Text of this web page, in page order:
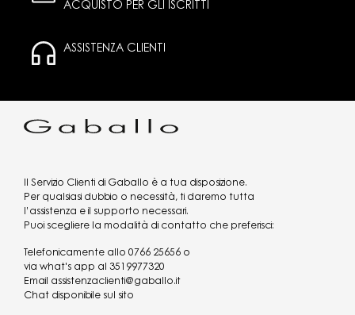
ACQUISTO PER GLI ISCRITTI
ASSISTENZA CLIENTI
Il Servizio Clienti di Gaballo è a tua disposizione.
Per qualsiasi dubbio o necessità, ti daremo tutta
l’assistenza e il supporto necessari.
Puoi scegliere la modalità di contatto che preferisci:
Telefonicamente allo 0766 25656 o
via what's app al 3519977320
Email assistenzaclienti@gaballo.it
Chat disponibile sul sito